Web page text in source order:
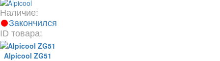
Наличие:
Закончился
ID товара:
Alpicool ZG51